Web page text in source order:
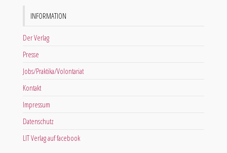
INFORMATION
Der Verlag
Presse
Jobs/Praktika/Volontariat
Kontakt
Impressum
Datenschutz
LIT Verlag auf facebook